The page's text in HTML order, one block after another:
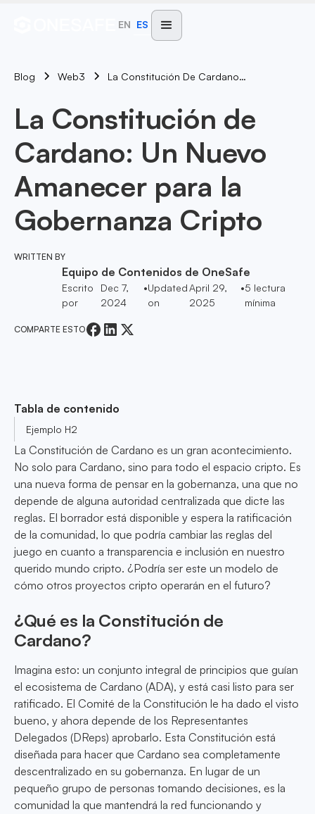
EN ES
Blog Web3 La Constitución De Cardano: Un Nuevo Amanecer Para La Gobernanza Cripto
La Constitución de
Cardano: Un Nuevo
Amanecer para la
Gobernanza Cripto
WRITTEN BY
Equipo de Contenidos de OneSafe
Escrito
por
Dec 7,
2024
•Updated
on
April 29,
2025
•5 lectura
mínima
COMPARTE ESTO
Tabla de contenido
Ejemplo H2
La Constitución de Cardano es un gran acontecimiento.
No solo para Cardano, sino para todo el espacio cripto. Es
una nueva forma de pensar en la gobernanza, una que no
depende de alguna autoridad centralizada que dicte las
reglas. El borrador está disponible y espera la ratificación
de la comunidad, lo que podría cambiar las reglas del
juego en cuanto a transparencia e inclusión en nuestro
querido mundo cripto. ¿Podría ser este un modelo de
cómo otros proyectos cripto operarán en el futuro?
¿Qué es la Constitución de
Cardano?
Imagina esto: un conjunto integral de principios que guían
el ecosistema de Cardano (ADA), y está casi listo para ser
ratificado. El Comité de la Constitución le ha dado el visto
bueno, y ahora depende de los Representantes
Delegados (DReps) aprobarlo. Esta Constitución está
diseñada para hacer que Cardano sea completamente
descentralizado en su gobernanza. En lugar de un
pequeño grupo de personas tomando decisiones, es la
comunidad la que mantendrá la red funcionando y